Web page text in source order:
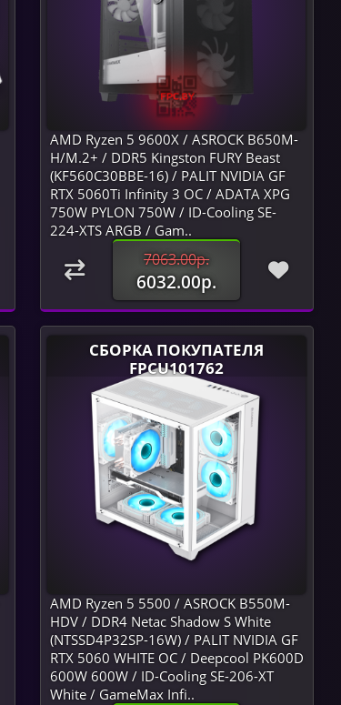
AMD Ryzen 5 9600X / ASROCK B650M-
H/M.2+ / DDR5 Kingston FURY Beast
(KF560C30BBE-16) / PALIT NVIDIA GF
RTX 5060Ti Infinity 3 OC / ADATA XPG
750W PYLON 750W / ID-Cooling SE-
224-XTS ARGB / Gam..
7063.00р.
6032.00р.
СБОРКА ПОКУПАТЕЛЯ
FPCU101762
AMD Ryzen 5 5500 / ASROCK B550M-
HDV / DDR4 Netac Shadow S White
(NTSSD4P32SP-16W) / PALIT NVIDIA GF
RTX 5060 WHITE OC / Deepcool PK600D
600W 600W / ID-Cooling SE-206-XT
White / GameMax Infi..